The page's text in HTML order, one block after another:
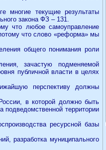
многие текущие результаты
закона ФЗ – 131.
что любое самоуправление
что слово «реформа» мы
общего понимания роли
зачастую подменяемой
публичной власти в целях
перспективу должны
в которой должно быть
подведомственной территории
ресурсной базы
разработка муниципального